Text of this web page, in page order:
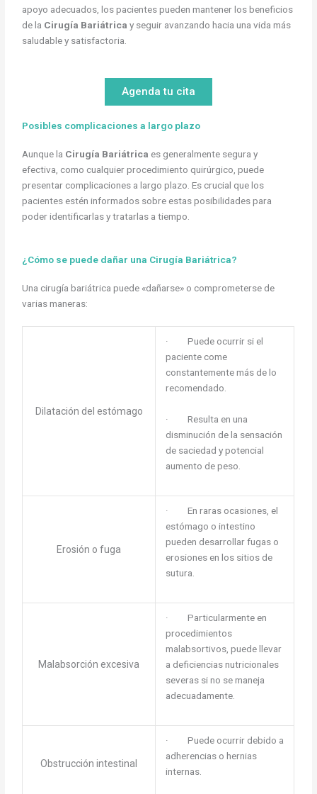
apoyo adecuados, los pacientes pueden mantener los beneficios
de la Cirugía Bariátrica y seguir avanzando hacia una vida más
saludable y satisfactoria.
Agenda tu cita
Posibles complicaciones a largo plazo
Aunque la Cirugía Bariátrica es generalmente segura y
efectiva, como cualquier procedimiento quirúrgico, puede
presentar complicaciones a largo plazo. Es crucial que los
pacientes estén informados sobre estas posibilidades para
poder identificarlas y tratarlas a tiempo.
¿Cómo se puede dañar una Cirugía Bariátrica?
Una cirugía bariátrica puede «dañarse» o comprometerse de
varias maneras:
Dilatación del estómago
· Puede ocurrir si el
paciente come
constantemente más de lo
recomendado.
· Resulta en una
disminución de la sensación
de saciedad y potencial
aumento de peso.
Erosión o fuga
· En raras ocasiones, el
estómago o intestino
pueden desarrollar fugas o
erosiones en los sitios de
sutura.
Malabsorción excesiva
· Particularmente en
procedimientos
malabsortivos, puede llevar
a deficiencias nutricionales
severas si no se maneja
adecuadamente.
Obstrucción intestinal
· Puede ocurrir debido a
adherencias o hernias
internas.